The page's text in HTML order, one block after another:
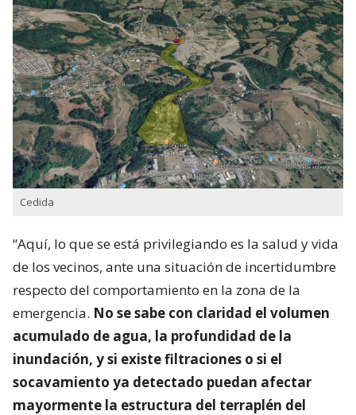
Cedida
“Aquí, lo que se está privilegiando es la salud y vida
de los vecinos, ante una situación de incertidumbre
respecto del comportamiento en la zona de la
emergencia. No se sabe con claridad el volumen
acumulado de agua, la profundidad de la
inundación, y si existe filtraciones o si el
socavamiento ya detectado puedan afectar
mayormente la estructura del terraplén del